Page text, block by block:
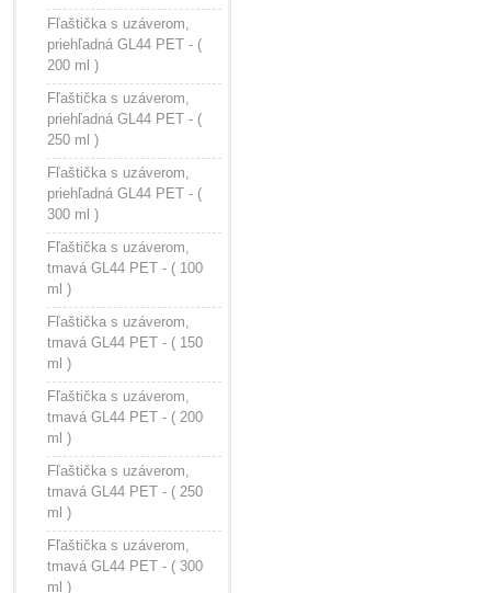
Fľaštička s uzáverom,
priehľadná GL44 PET - (
200 ml )
Fľaštička s uzáverom,
priehľadná GL44 PET - (
250 ml )
Fľaštička s uzáverom,
priehľadná GL44 PET - (
300 ml )
Fľaštička s uzáverom,
tmavá GL44 PET - ( 100
ml )
Fľaštička s uzáverom,
tmavá GL44 PET - ( 150
ml )
Fľaštička s uzáverom,
tmavá GL44 PET - ( 200
ml )
Fľaštička s uzáverom,
tmavá GL44 PET - ( 250
ml )
Fľaštička s uzáverom,
tmavá GL44 PET - ( 300
ml )